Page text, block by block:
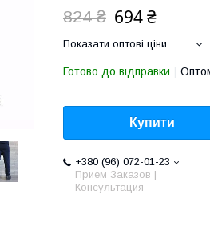
824 ₴ 694 ₴
Показати оптові ціни
Готово до відправки
Купити
+380 (96) 072-01-23
Прием Заказов |
Консультация